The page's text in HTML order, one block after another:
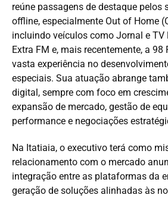
reúne passagens de destaque pelos
offline, especialmente Out of Home
incluindo veículos como Jornal e TV
Extra FM e, mais recentemente, a
vasta experiência no
especiais. Sua atuação abrange
digital, sempre com foco em
expansão de mercado, gestão de
performance e negociações
Na Itatiaia, o executivo terá como
relacionamento com o mercado
integração entre as plataformas da
geração de soluções alinhadas às